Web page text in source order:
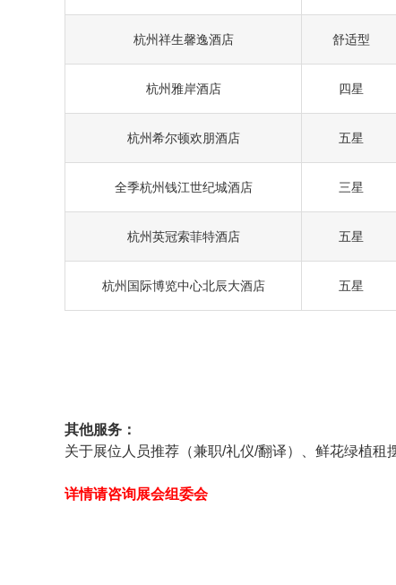
杭州祥生馨逸酒店 舒适型
杭州雅岸酒店 四星
杭州希尔顿欢朋酒店 五星
全季杭州钱江世纪城酒店 三星
杭州英冠索菲特酒店 五星
杭州国际博览中心北辰大酒店 五星
其他服务：
关于展位人员推荐（兼职/礼仪/翻译）、鲜花绿植租
详情请咨询展会组委会